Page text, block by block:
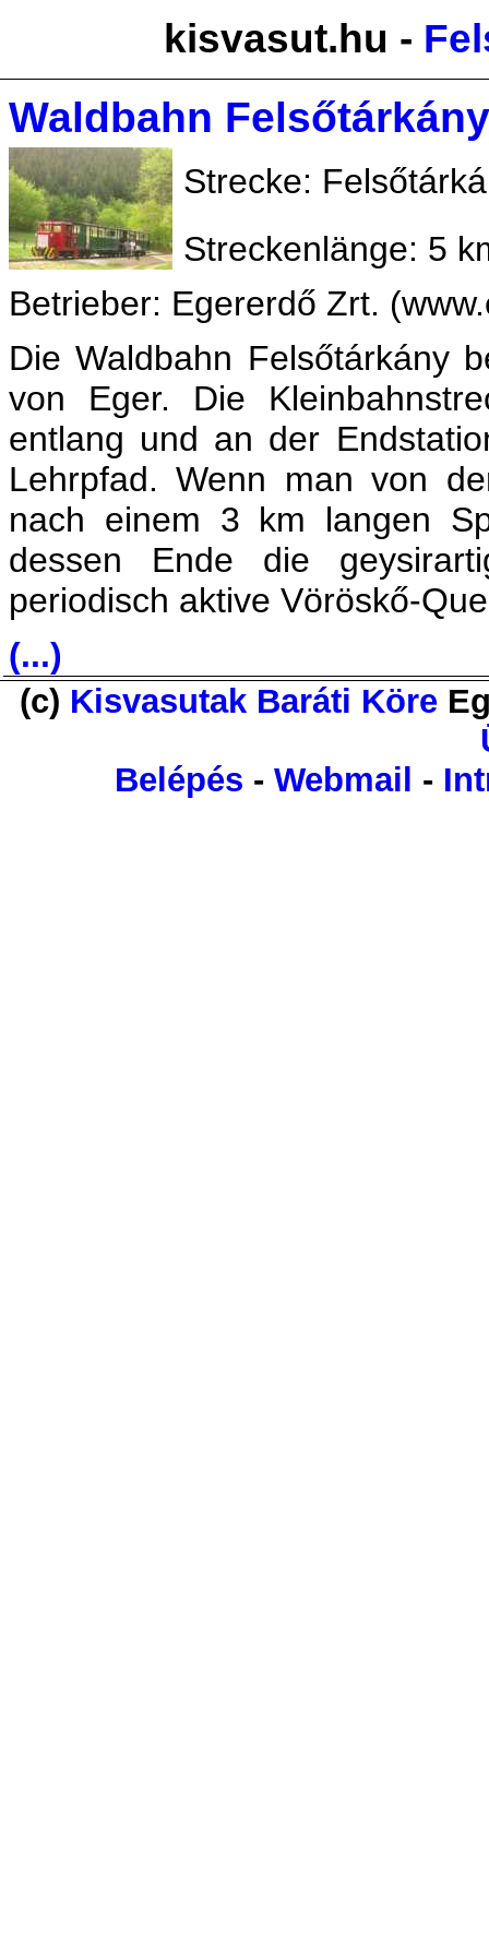
kisvasut.hu -
Waldbahn Felsőtárkány
Strecke:
Streckenlänge: 5
Betrieber: Egererdő Zrt.
Die Waldbahn Felsőtárkány
von Eger. Die
entlang und an der
Lehrpfad. Wenn man von
nach einem 3 km langen
dessen Ende die
periodisch aktive Vöröskő-
(...)
(c) Kisvasutak Baráti Köre
Belépés - Webmail -